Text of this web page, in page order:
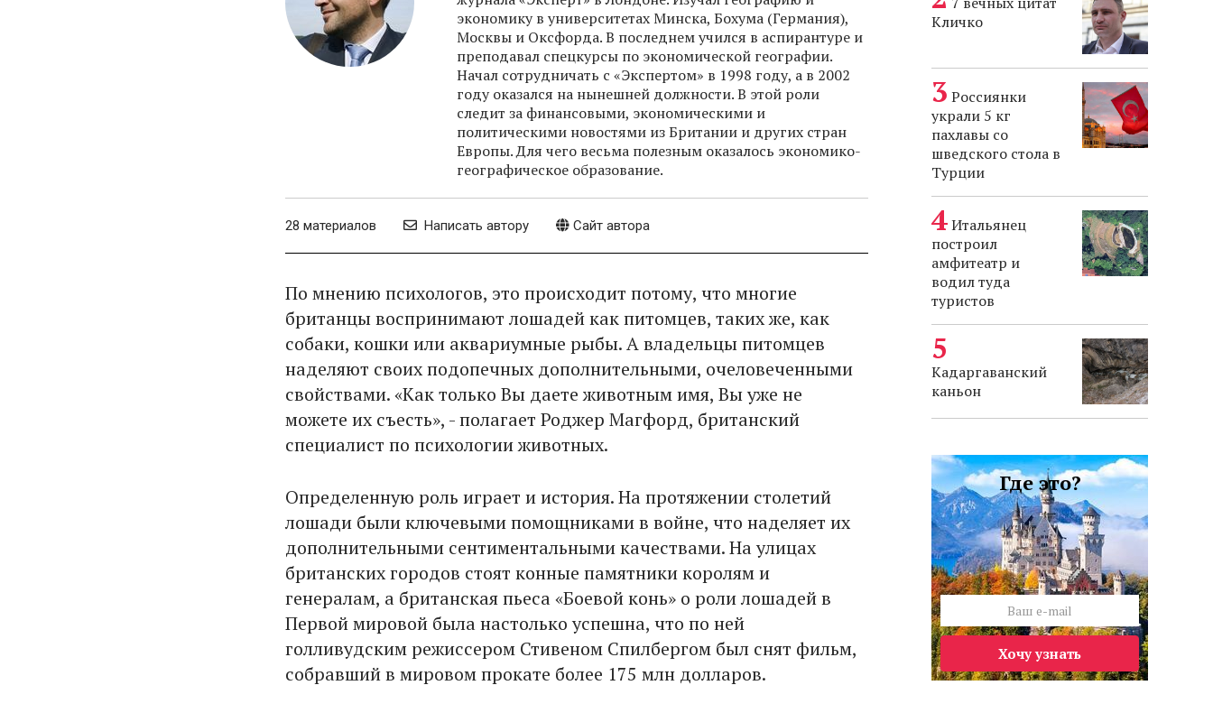
экономику в университетах Минска, Бохума (Германия),
Москвы и Оксфорда. В последнем учился в аспирантуре и
преподавал спецкурсы по экономической географии.
Начал сотрудничать с «Экспертом» в 1998 году, а в 2002
году оказался на нынешней должности. В этой роли
следит за финансовыми, экономическими и
политическими новостями из Британии и других стран
Европы. Для чего весьма полезным оказалось экономико-
географическое образование.
28 материалов Написать автору Сайт автора
По мнению психологов, это происходит потому, что многие
британцы воспринимают лошадей как питомцев, таких же, как
собаки, кошки или аквариумные рыбы. А владельцы питомцев
наделяют своих подопечных дополнительными, очеловеченными
свойствами. «Как только Вы даете животным имя, Вы уже не
можете их съесть», - полагает Роджер Магфорд, британский
специалист по психологии животных.
Определенную роль играет и история. На протяжении столетий
лошади были ключевыми помощниками в войне, что наделяет их
дополнительными сентиментальными качествами. На улицах
британских городов стоят конные памятники королям и
генералам, а британская пьеса «Боевой конь» о роли лошадей в
Первой мировой была настолько успешна, что по ней
голливудским режиссером Стивеном Спилбергом был снят фильм,
собравший в мировом прокате более 175 млн долларов.
Кличко
Россиянки
украли 5 кг
пахлавы со
шведского стола в
Турции
Итальянец
построил
амфитеатр и
водил туда
туристов
Кадаргаванский
каньон
Где это?
Хочу узнать